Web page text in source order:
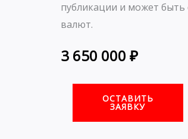
публикации и может быть
валют.
3 650 000 ₽
ОСТАВИТЬ
ЗАЯВКУ